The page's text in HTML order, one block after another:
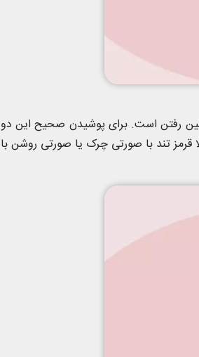
رفتن است. برای پوشیدن صحیح این دو
تند با صورتی چرک یا صورتی روشن با